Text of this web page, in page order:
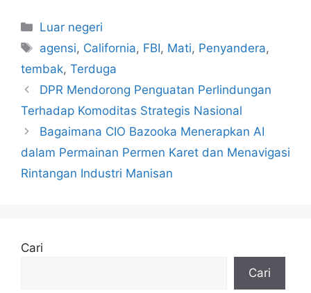
Kategori
Luar negeri
Tag
agensi, California, FBI, Mati, Penyandera,
tembak, Terduga
DPR Mendorong Penguatan Perlindungan
Terhadap Komoditas Strategis Nasional
Bagaimana CIO Bazooka Menerapkan AI
dalam Permainan Permen Karet dan Menavigasi
Rintangan Industri Manisan
Cari
Cari